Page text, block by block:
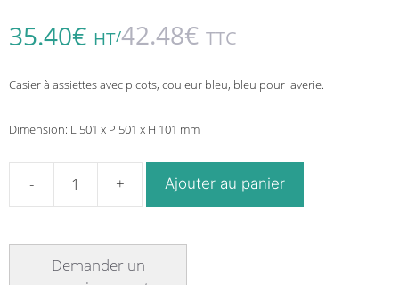
35.40€ HT/42.48€ TTC
Casier à assiettes avec picots, couleur bleu, bleu pour laverie.
Dimension: L 501 x P 501 x H 101 mm
quantité
à
Ajouter au panier